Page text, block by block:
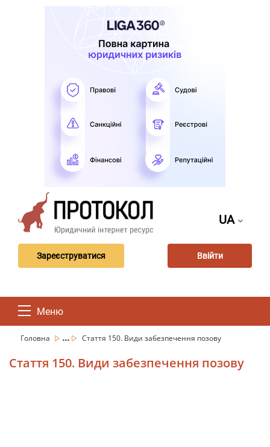
UA
Зареєструватися Ввійти
Меню
Головна ... Стаття 150. Види забезпечення позову
Стаття 150. Види забезпечення позову